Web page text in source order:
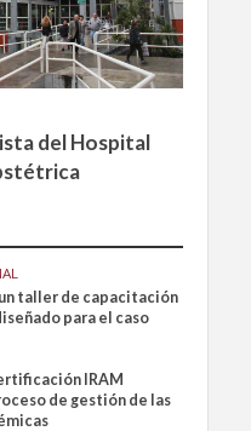
del Hospital
taller de capacitación
para el caso
IRAM
de gestión de las